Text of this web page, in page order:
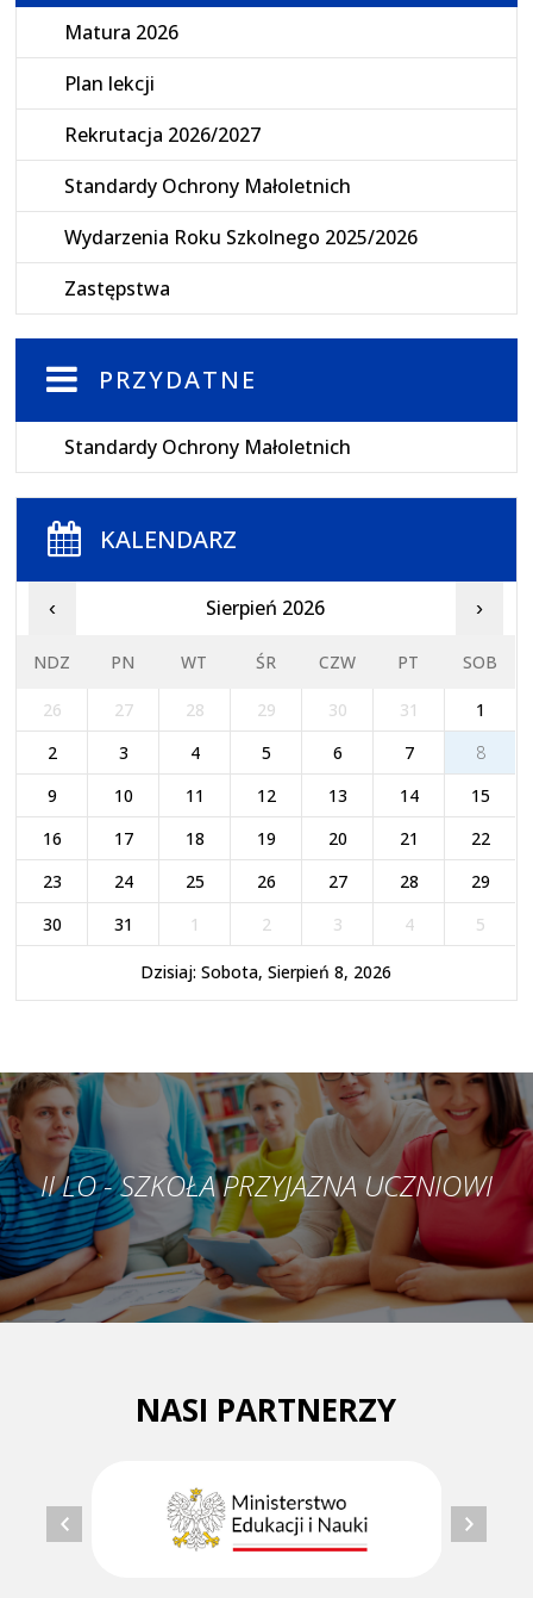
Matura 2026
Plan lekcji
Rekrutacja 2026/2027
Standardy Ochrony Małoletnich
Wydarzenia Roku Szkolnego 2025/2026
Zastępstwa
PRZYDATNE
Standardy Ochrony Małoletnich
KALENDARZ
‹ Sierpień 2026 ›
NDZ PN WT ŚR CZW PT SOB
26 27 28 29 30 31
1
2
3 4 5 6 7
8
9
10 11 12 13 14
15
16
17 18 19 20 21
22
23
24 25 26 27 28
29
30
31 1 2 3 4 5
Dzisiaj: Sobota, Sierpień 8, 2026
II LO - SZKOŁA PRZYJAZNA UCZNIOWI
NASI PARTNERZY